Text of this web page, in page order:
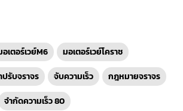
เตอร์เวย์M6
มอเตอร์เวย์โคราช
ปรับจราจร จับความเร็ว
กฎหมายจราจร
จำกัดความเร็ว 80